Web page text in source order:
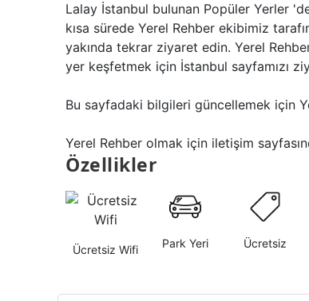
Lalay İstanbul bulunan Popüler Yerler
kısa sürede Yerel Rehber ekibimiz
yakında tekrar ziyaret edin. Yerel
yer keşfetmek için İstanbul sayfamızı
Bu sayfadaki bilgileri güncellemek için
Yerel Rehber olmak için iletişim
Özellikler
Ücretsiz Wifi Park Yeri Ücretsiz